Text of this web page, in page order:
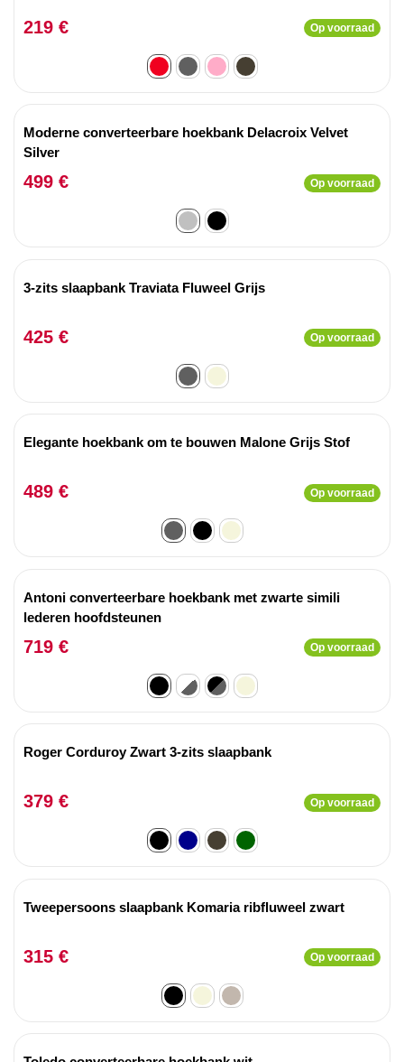
219 € Op voorraad
Moderne converteerbare hoekbank Delacroix Velvet
Silver
499 € Op voorraad
3-zits slaapbank Traviata Fluweel Grijs
425 € Op voorraad
Elegante hoekbank om te bouwen Malone Grijs Stof
489 € Op voorraad
Antoni converteerbare hoekbank met zwarte simili
lederen hoofdsteunen
719 € Op voorraad
Roger Corduroy Zwart 3-zits slaapbank
379 € Op voorraad
Tweepersoons slaapbank Komaria ribfluweel zwart
315 € Op voorraad